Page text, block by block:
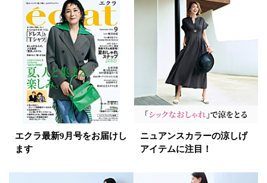
イエロー レッド ピンク
パープル グリーン ブルー
ゴールド シルバー マルチ
エクラ最新9月号をお届けし
ます
ニュアンスカラーの涼しげ
アイテムに注目！